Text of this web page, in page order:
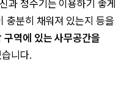
과 정수기는 이용하기 좋게
충분히 채워져 있는지 등을
구역에 있는 사무공간을
니다.